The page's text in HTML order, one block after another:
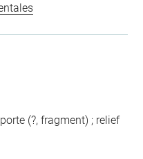
(?, fragment) ; relief